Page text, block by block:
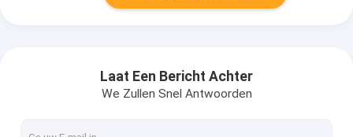
Laat Een Bericht Achter
We Zullen Snel Antwoorden